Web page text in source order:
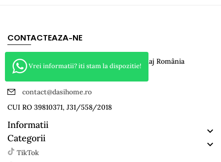
CONTACTEAZA-NE
Mobila DasiHome Nr.4/A loc. Criseni Salaj România
contact@dasihome.ro
CUI RO 39810371, J31/558/2018
Informatii

Categorii

TikTok
Vrei informatii? iti stam la dispozitie!